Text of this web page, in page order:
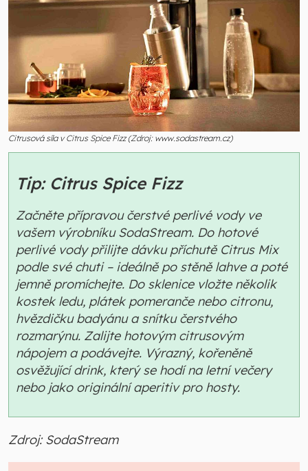
Citrusová síla v Citrus Spice Fizz (Zdroj: www.sodastream.cz)
Tip: Citrus Spice Fizz
Začněte přípravou čerstvé perlivé vody ve
vašem výrobníku SodaStream. Do hotové
perlivé vody přilijte dávku příchutě Citrus Mix
podle své chuti – ideálně po stěně lahve a poté
jemně promíchejte. Do sklenice vložte několik
kostek ledu, plátek pomeranče nebo citronu,
hvězdičku badyánu a snítku čerstvého
rozmarýnu. Zalijte hotovým citrusovým
nápojem a podávejte. Výrazný, kořeněně
osvěžující drink, který se hodí na letní večery
nebo jako originální aperitiv pro hosty.
Zdroj: SodaStream